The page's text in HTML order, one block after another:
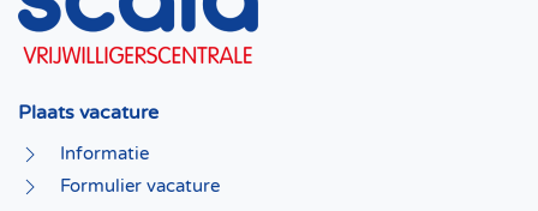
Plaats vacature
Informatie
Formulier vacature